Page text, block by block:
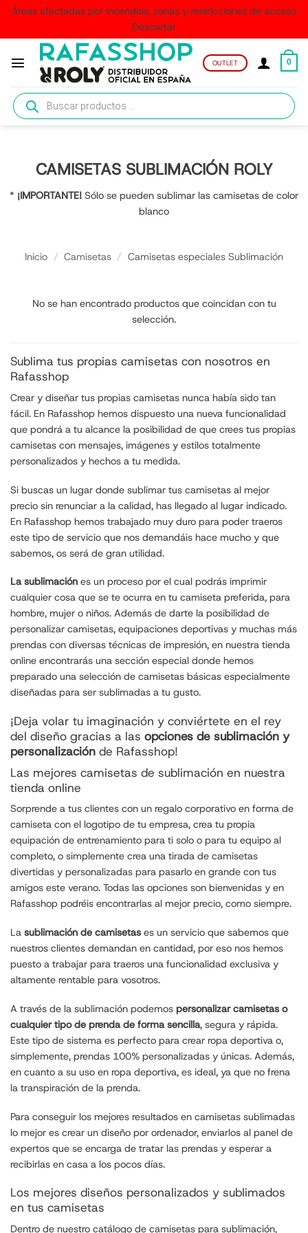
Áreas afectadas por incendios, zonas y restricciones de acceso
Descartar
contenido
OUTLET 0
Búsqueda
de
productos
CAMISETAS SUBLIMACIÓN ROLY
* ¡IMPORTANTE! Sólo se pueden sublimar las camisetas de color
blanco
Inicio / Camisetas / Camisetas especiales Sublimación
No se han encontrado productos que coincidan con tu
selección.
Sublima tus propias camisetas con nosotros en
Rafasshop
Crear y diseñar tus propias camisetas nunca había sido tan
fácil. En Rafasshop hemos dispuesto una nueva funcionalidad
que pondrá a tu alcance la posibilidad de que crees tus propias
camisetas con mensajes, imágenes y estilos totalmente
personalizados y hechos a tu medida.
Si buscas un lugar donde sublimar tus camisetas al mejor
precio sin renunciar a la calidad, has llegado al lugar indicado.
En Rafasshop hemos trabajado muy duro para poder traeros
este tipo de servicio que nos demandáis hace mucho y que
sabemos, os será de gran utilidad.
La sublimación es un proceso por el cual podrás imprimir
cualquier cosa que se te ocurra en tu camiseta preferida, para
hombre, mujer o niños. Además de darte la posibilidad de
personalizar camisetas, equipaciones deportivas y muchas más
prendas con diversas técnicas de impresión, en nuestra tienda
online encontrarás una sección especial donde hemos
preparado una selección de camisetas básicas especialmente
diseñadas para ser sublimadas a tu gusto.
¡Deja volar tu imaginación y conviértete en el rey
del diseño gracias a las opciones de sublimación y
personalización de Rafasshop!
Las mejores camisetas de sublimación en nuestra
tienda online
Sorprende a tus clientes con un regalo corporativo en forma de
camiseta con el logotipo de tu empresa, crea tu propia
equipación de entrenamiento para ti solo o para tu equipo al
completo, o simplemente crea una tirada de camisetas
divertidas y personalizadas para pasarlo en grande con tus
amigos este verano. Todas las opciones son bienvenidas y en
Rafasshop podréis encontrarlas al mejor precio, como siempre.
La sublimación de camisetas es un servicio que sabemos que
nuestros clientes demandan en cantidad, por eso nos hemos
puesto a trabajar para traeros una funcionalidad exclusiva y
altamente rentable para vosotros.
A través de la sublimación podemos personalizar camisetas o
cualquier tipo de prenda de forma sencilla, segura y rápida.
Este tipo de sistema es perfecto para crear ropa deportiva o,
simplemente, prendas 100% personalizadas y únicas. Además,
en cuanto a su uso en ropa deportiva, es ideal, ya que no frena
la transpiración de la prenda.
Para conseguir los mejores resultados en camisetas sublimadas
lo mejor es crear un diseño por ordenador, enviarlos al panel de
expertos que se encarga de tratar las prendas y esperar a
recibirlas en casa a los pocos días.
Los mejores diseños personalizados y sublimados
en tus camisetas
Dentro de nuestro catálogo de camisetas para sublimación,